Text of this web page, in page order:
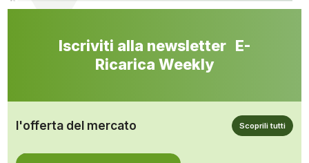
Iscriviti alla newsletter E-
Ricarica Weekly
l'offerta del mercato Scoprili tutti